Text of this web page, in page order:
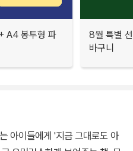
A4 봉투형 파
8월 특별
바구니
아이들에게 '지금 그대로도 아